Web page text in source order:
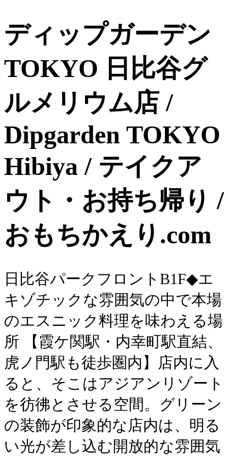
ディップガーデン
TOKYO 日比谷グ
ルメリウム店 /
Dipgarden TOKYO
Hibiya / テイクア
ウト・お持ち帰り /
おもちかえり.com
日比谷パークフロントB1F◆エ
キゾチックな雰囲気の中で本場
のエスニック料理を味わえる場
所 【霞ケ関駅・内幸町駅直結、
虎ノ門駅も徒歩圏内】店内に入
ると、そこはアジアンリゾート
を彷彿とさせる空間。グリーン
の装飾が印象的な店内は、明る
い光が差し込む開放的な雰囲気